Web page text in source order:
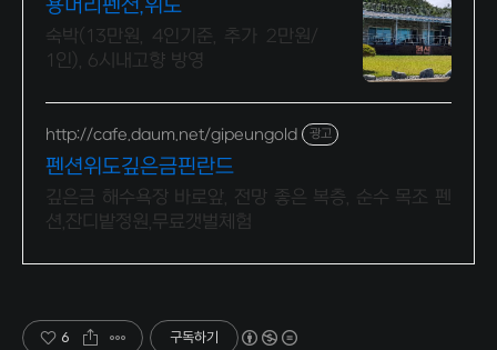
용머리펜션,위도
숙박(13만원, 4인기준, 추가 2만원/
1인), 6시내고향 방영
http://cafe.daum.net/gipeungold 광고
펜션위도깊은금핀란드
깊은금 해수욕장 바로앞, 전망 좋은 복층, 순수 목조 펜
션,잔디밭정원,무료갯벌체험
6 구독하기